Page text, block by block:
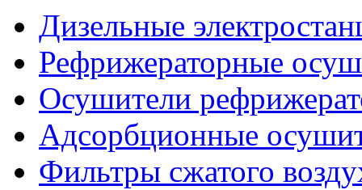
Дизельные
Рефрижераторные
Осушители
Адсорбционные
Фильтры сжатого